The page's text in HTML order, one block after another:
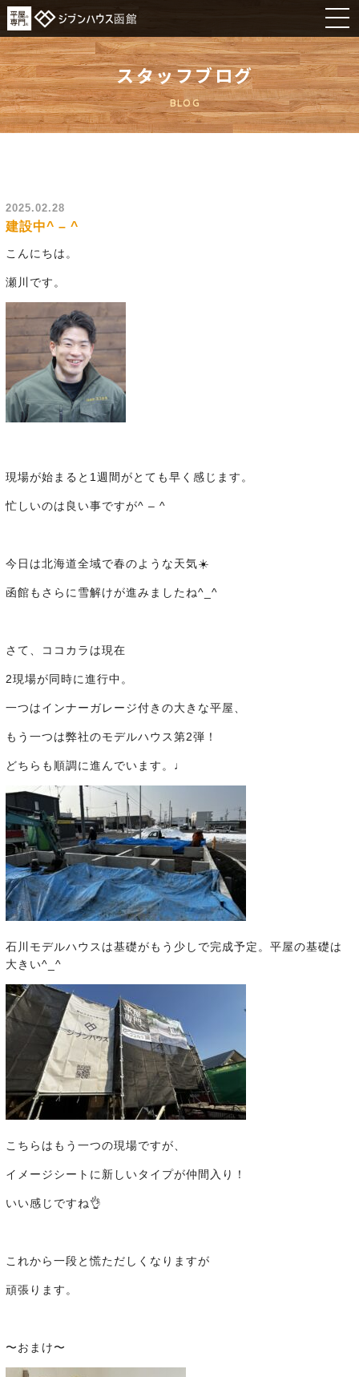
スタッフブログ
BLOG
2025.02.28
建設中^ – ^
こんにちは。
瀬川です。
現場が始まると1週間がとても早く感じます。
忙しいのは良い事ですが^ – ^
今日は北海道全域で春のような天気☀️
函館もさらに雪解けが進みましたね^_^
さて、ココカラは現在
2現場が同時に進行中。
一つはインナーガレージ付きの大きな平屋、
もう一つは弊社のモデルハウス第2弾！
どちらも順調に進んでいます。♩
石川モデルハウスは基礎がもう少しで完成予定。平屋の基礎は
大きい^_^
こちらはもう一つの現場ですが、
イメージシートに新しいタイプが仲間入り！
いい感じですね👌
これから一段と慌ただしくなりますが
頑張ります。
〜おまけ〜